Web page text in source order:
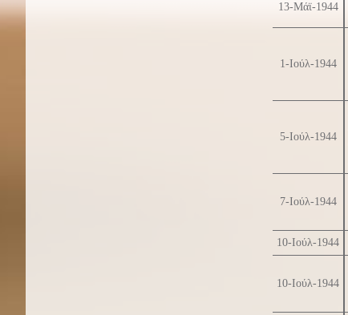
13-Μάϊ-1944
1-Ιούλ-1944
5-Ιούλ-1944
7-Ιούλ-1944
10-Ιούλ-1944
10-Ιούλ-1944